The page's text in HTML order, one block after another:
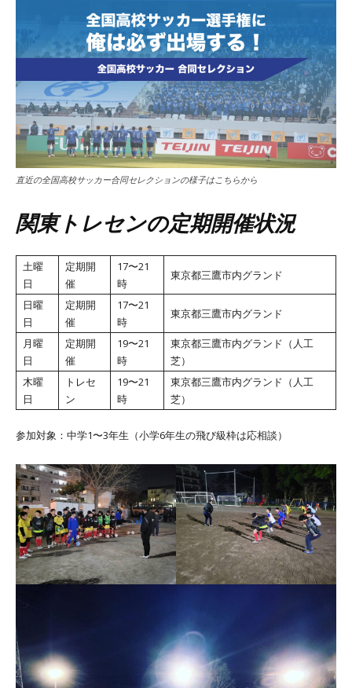
直近の全国高校サッカー合同セレクションの様子はこちらから
関東トレセンの定期開催状況
土曜
日
定期開
催
17〜21
時
東京都三鷹市内グランド
日曜
日
定期開
催
17〜21
時
東京都三鷹市内グランド
月曜
日
定期開
催
19〜21
時
東京都三鷹市内グランド（人工
芝）
木曜
日
トレセ
ン
19〜21
時
東京都三鷹市内グランド（人工
芝）
参加対象：中学1〜3年生（小学6年生の飛び級枠は応相談）